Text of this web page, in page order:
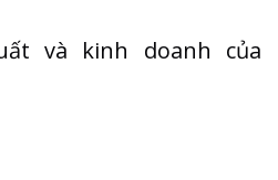
và kinh doanh của